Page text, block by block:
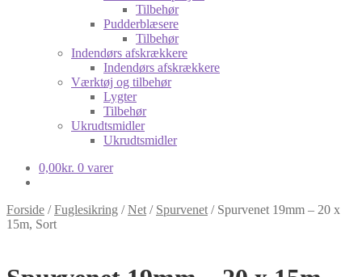
Tilbehør
Pudderblæsere
Tilbehør
Indendørs afskrækkere
Indendørs afskrækkere
Værktøj og tilbehør
Lygter
Tilbehør
Ukrudtsmidler
Ukrudtsmidler
0,00kr. 0 varer
Forside /Fuglesikring /Net / Spurvenet / Spurvenet 19mm – 20 x
15m, Sort